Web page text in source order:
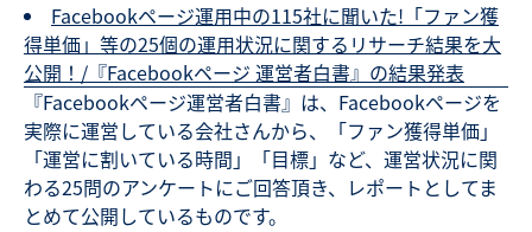
Facebookページ運用中の115社に聞いた!「ファン獲
得単価」等の25個の運用状況に関するリサーチ結果を大
公開！/『Facebookページ 運営者白書』の結果発表
『Facebookページ運営者白書』は、Facebookページを
実際に運営している会社さんから、「ファン獲得単価」
「運営に割いている時間」「目標」など、運営状況に関
わる25問のアンケートにご回答頂き、レポートとしてま
とめて公開しているものです。